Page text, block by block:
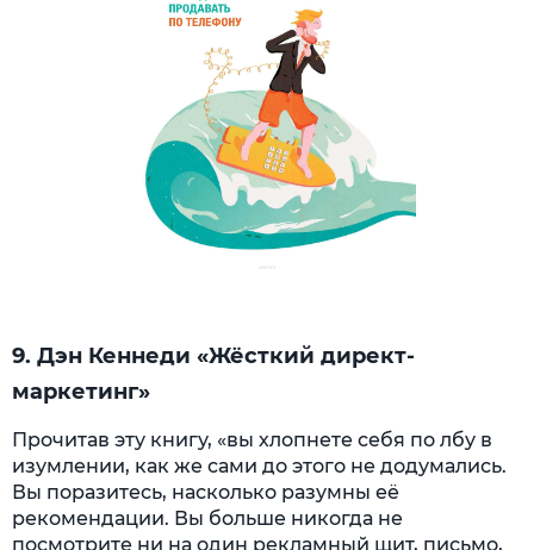
9. Дэн Кеннеди «Жёсткий директ-
маркетинг»
Прочитав эту книгу, «вы хлопнете себя по лбу в
изумлении, как же сами до этого не додумались.
Вы поразитесь, насколько разумны её
рекомендации. Вы больше никогда не
посмотрите ни на один рекламный щит, письмо,